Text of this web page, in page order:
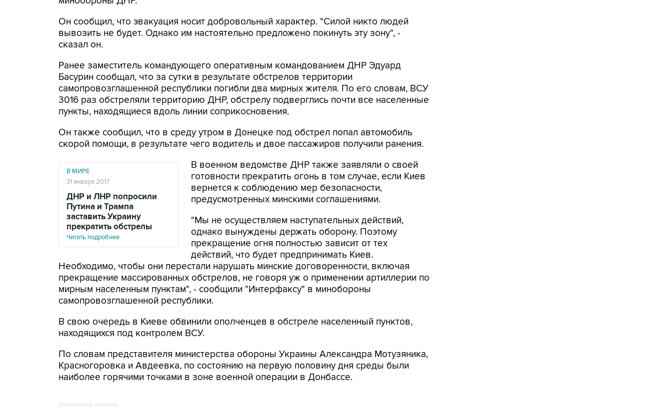
Он сообщил, что эвакуация носит добровольный характер. "Силой никто людей
вывозить не будет. Однако им настоятельно предложено покинуть эту зону", -
сказал он.
Ранее заместитель командующего оперативным командованием ДНР Эдуард
Басурин сообщал, что за сутки в результате обстрелов территории
самопровозглашенной республики погибли два мирных жителя. По его словам, ВСУ
3016 раз обстреляли территорию ДНР, обстрелу подверглись почти все населенные
пункты, находящиеся вдоль линии соприкосновения.
Он также сообщил, что в среду утром в Донецке под обстрел попал автомобиль
скорой помощи, в результате чего водитель и двое пассажиров получили ранения.
В МИРЕ
31 января 2017
ДНР и ЛНР попросили
Путина и Трампа
заставить Украину
прекратить обстрелы
Читать подробнее
В военном ведомстве ДНР также заявляли о своей
готовности прекратить огонь в том случае, если Киев
вернется к соблюдению мер безопасности,
предусмотренных минскими соглашениями.
"Мы не осуществляем наступательных действий,
однако вынуждены держать оборону. Поэтому
прекращение огня полностью зависит от тех
действий, что будет предпринимать Киев.
Необходимо, чтобы они перестали нарушать минские договоренности, включая
прекращение массированных обстрелов, не говоря уж о применении артиллерии по
мирным населенным пунктам", - сообщили "Интерфаксу" в минобороны
самопровозглашенной республики.
В свою очередь в Киеве обвинили ополченцев в обстреле населенный пунктов,
находящихся под контролем ВСУ.
По словам представителя министерства обороны Украины Александра Мотузяника,
Красногоровка и Авдеевка, по состоянию на первую половину дня среды были
наиболее горячими точками в зоне военной операции в Донбассе.